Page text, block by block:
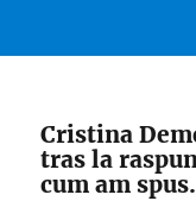
Cristina
tras la
cum am